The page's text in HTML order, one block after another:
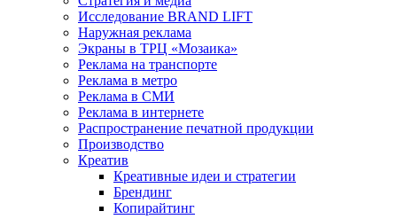
Исследование BRAND LIFT
Наружная реклама
Экраны в ТРЦ «Мозаика»
Реклама на транспорте
Реклама в метро
Реклама в СМИ
Реклама в интернете
Распространение печатной продукции
Производство
Креатив
Креативные идеи и стратегии
Брендинг
Копирайтинг